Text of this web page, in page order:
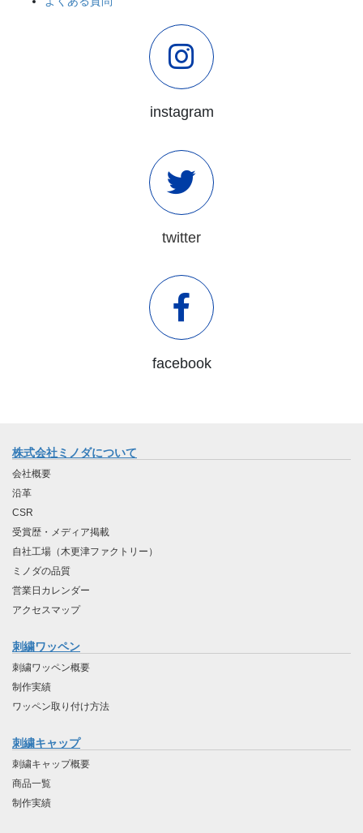
instagram
twitter
facebook
株式会社ミノダについて
会社概要
沿革
CSR
受賞歴・メディア掲載
自社工場（木更津ファクトリー）
ミノダの品質
営業日カレンダー
アクセスマップ
刺繍ワッペン
刺繍ワッペン概要
制作実績
ワッペン取り付け方法
刺繍キャップ
刺繍キャップ概要
商品一覧
制作実績